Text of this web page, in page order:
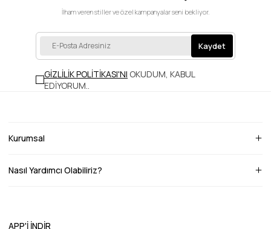
İlham veren stiller ve özel kampanyalar seni bekliyor.
Kaydet
GİZLİLİK POLİTİKASI'NI OKUDUM, KABUL
EDİYORUM.
Kurumsal
Nasıl Yardımcı Olabiliriz?
APP'İ İNDİR